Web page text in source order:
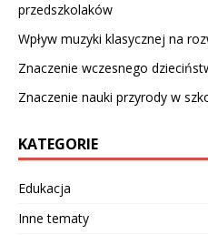
przedszkolaków
Wpływ muzyki klasycznej na
Znaczenie wczesnego
Znaczenie nauki przyrody w
KATEGORIE
Edukacja
Inne tematy